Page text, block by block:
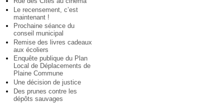
Le recensement, c’est
maintenant !
Prochaine séance du
conseil municipal
Remise des livres cadeaux
aux écoliers
Enquête publique du Plan
Local de Déplacements de
Plaine Commune
Une décision de justice
Des prunes contre les
dépôts sauvages